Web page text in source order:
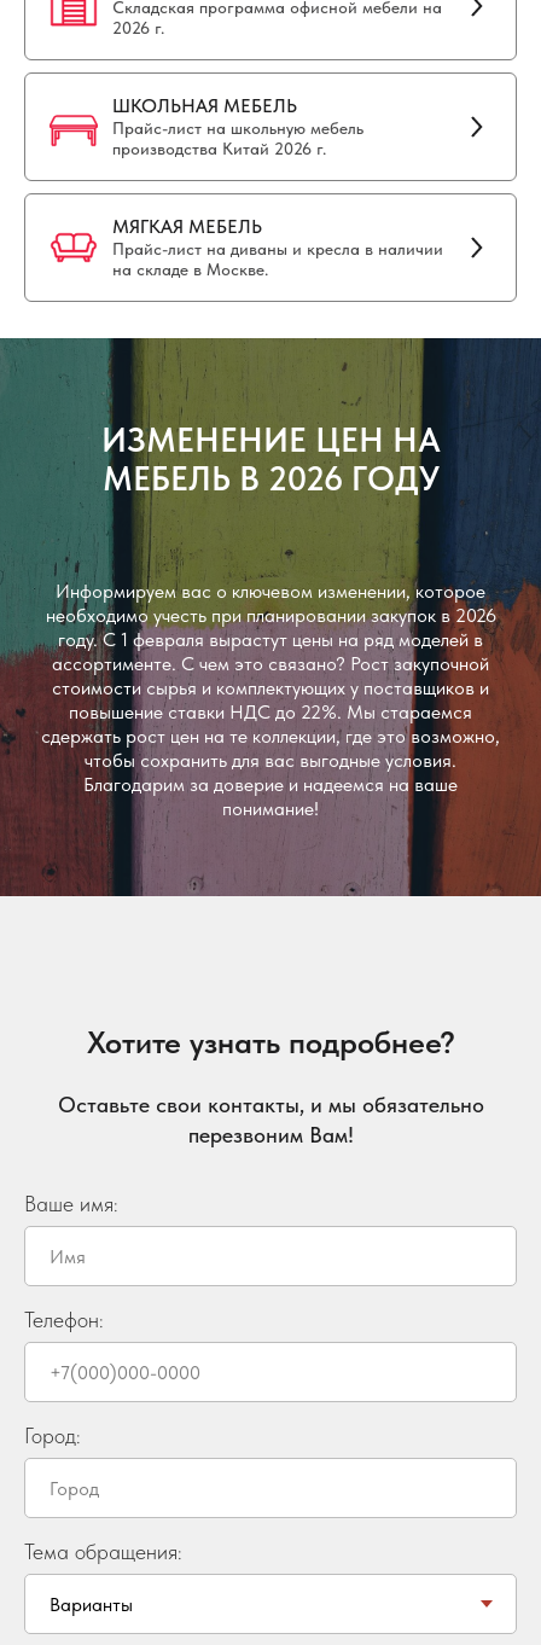
Складская программа офисной мебели на
2026 г.
ШКОЛЬНАЯ МЕБЕЛЬ
Прайс-лист на школьную мебель
производства Китай 2026 г.
МЯГКАЯ МЕБЕЛЬ
Прайс-лист на диваны и кресла в наличии
на складе в Москве.
ИЗМЕНЕНИЕ ЦЕН НА
МЕБЕЛЬ В 2026 ГОДУ
Информируем вас о ключевом изменении, которое
необходимо учесть при планировании закупок в 2026
году. С 1 февраля вырастут цены на ряд моделей в
ассортименте. С чем это связано? Рост закупочной
стоимости сырья и комплектующих у поставщиков и
повышение ставки НДС до 22%. Мы стараемся
сдержать рост цен на те коллекции, где это возможно,
чтобы сохранить для вас выгодные условия.
Благодарим за доверие и надеемся на ваше
понимание!
Хотите узнать подробнее?
Оставьте свои контакты, и мы обязательно
перезвоним Вам!
Ваше имя:
Телефон:
Город:
Тема обращения: